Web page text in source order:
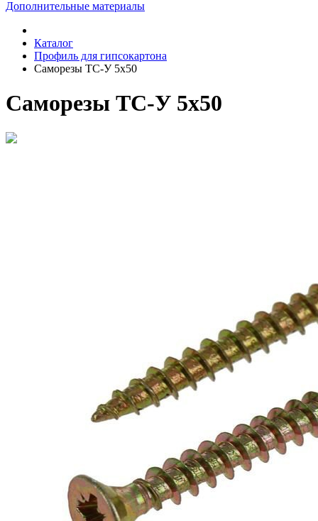
Дополнительные материалы
Каталог
Профиль для гипсокартона
Саморезы ТС-У 5х50
Саморезы ТС-У 5х50